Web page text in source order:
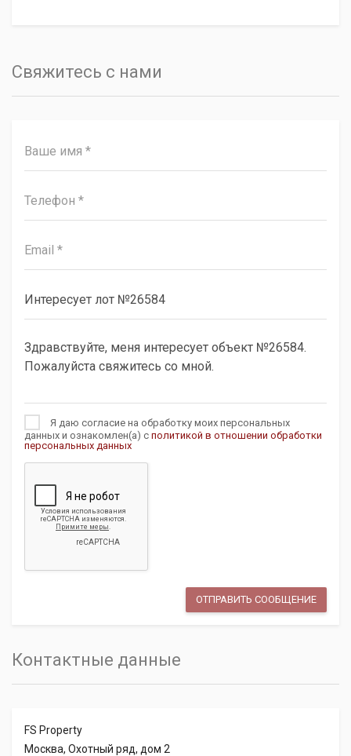
Свяжитесь с нами
Я даю согласие на обработку моих персональных
данных и ознакомлен(а) с политикой в отношении обработки
персональных данных
Контактные данные
FS Property
Москва, Охотный ряд, дом 2